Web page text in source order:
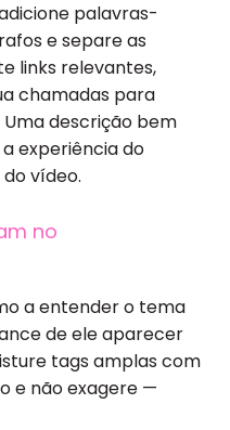
palavras-
e separe as
links relevantes,
chamadas para
descrição bem
experiência do
vídeo.
no
a entender o tema
de ele aparecer
tags amplas com
e não exagere —